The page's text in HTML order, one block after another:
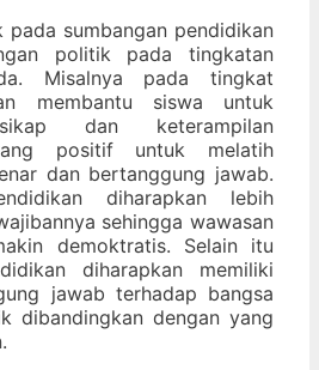
pada sumbangan pendidikan
politik pada tingkatan
Misalnya pada tingkat
membantu siswa untuk
sikap dan keterampilan
positif untuk melatih
dan bertanggung jawab.
diharapkan lebih
sehingga wawasan
demoktratis. Selain itu
diharapkan memiliki
jawab terhadap bangsa
dibandingkan dengan yang